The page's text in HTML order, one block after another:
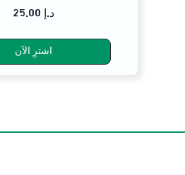
25.00 د.إ
اشترِ الآن